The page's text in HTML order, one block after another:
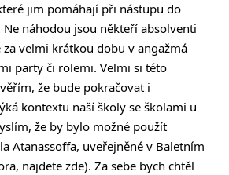
jim pomáhají při nástupu do
náhodou jsou někteří absolventi
velmi krátkou dobu v angažmá
party či rolemi. Velmi si této
že bude pokračovat i
kontextu naší školy se školami u
že by bylo možné použít
Atanassoffa, uveřejněné v Baletním
najdete zde). Za sebe bych chtěl